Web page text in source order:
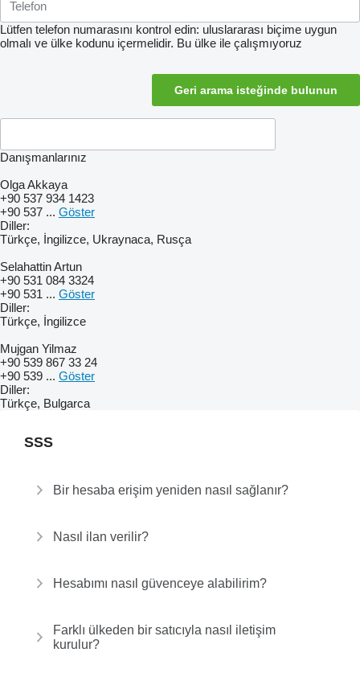
Lütfen telefon numarasını kontrol edin: uluslararası biçime uygun
olmalı ve ülke kodunu içermelidir. Bu ülke ile çalışmıyoruz
Danışmanlarınız
Olga Akkaya
+90 537 934 1423
+90 537 ... Göster
Diller:
Türkçe, İngilizce, Ukraynaca, Rusça
Selahattin Artun
+90 531 084 3324
+90 531 ... Göster
Diller:
Türkçe, İngilizce
Mujgan Yilmaz
+90 539 867 33 24
+90 539 ... Göster
Diller:
Türkçe, Bulgarca
SSS
Bir hesaba erişim yeniden nasıl sağlanır?
Nasıl ilan verilir?
Hesabımı nasıl güvenceye alabilirim?
Farklı ülkeden bir satıcıyla nasıl iletişim
kurulur?